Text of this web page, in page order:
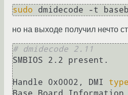
sudo dmidecode -t
но на выходе получил нечто
# dmidecode 2.11
SMBIOS 2.2 present.
Handle 0x0002, DMI type